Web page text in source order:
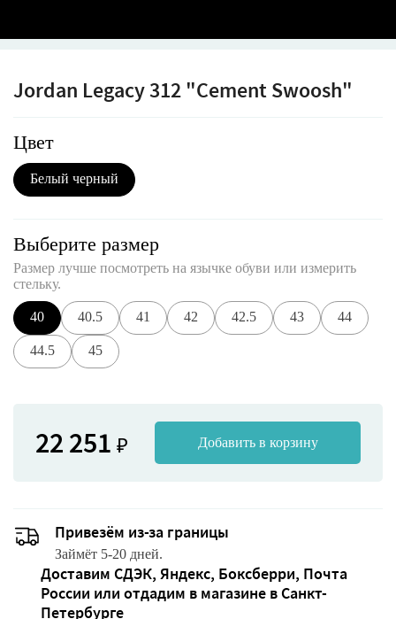
Jordan Legacy 312 "Cement Swoosh"
Цвет
Белый черный
Выберите размер
Размер лучше посмотреть на язычке обуви или измерить
стельку.
40 40.5 41 42 42.5 43 44
44.5 45
22 251 ₽ Добавить в корзину
Привезём из-за границы
Займёт 5-20 дней.
Доставим СДЭК, Яндекс, Боксберри, Почта
России или отдадим в магазине в Санкт-
Петербурге